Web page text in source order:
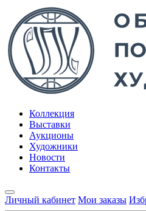
Коллекция
Выставки
Аукционы
Художники
Новости
Контакты
Личный кабинет Мои заказы